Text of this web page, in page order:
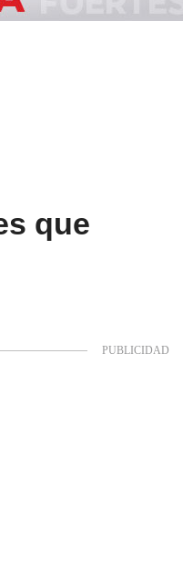
que